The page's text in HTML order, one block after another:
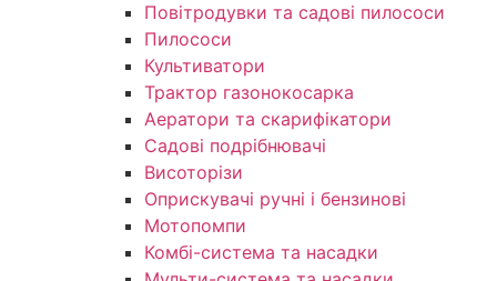
Повітродувки та садові пилососи
Пилососи
Культиватори
Трактор газонокосарка
Аератори та скарифікатори
Садові подрібнювачі
Висоторізи
Оприскувачі ручні і бензинові
Мотопомпи
Комбі-система та насадки